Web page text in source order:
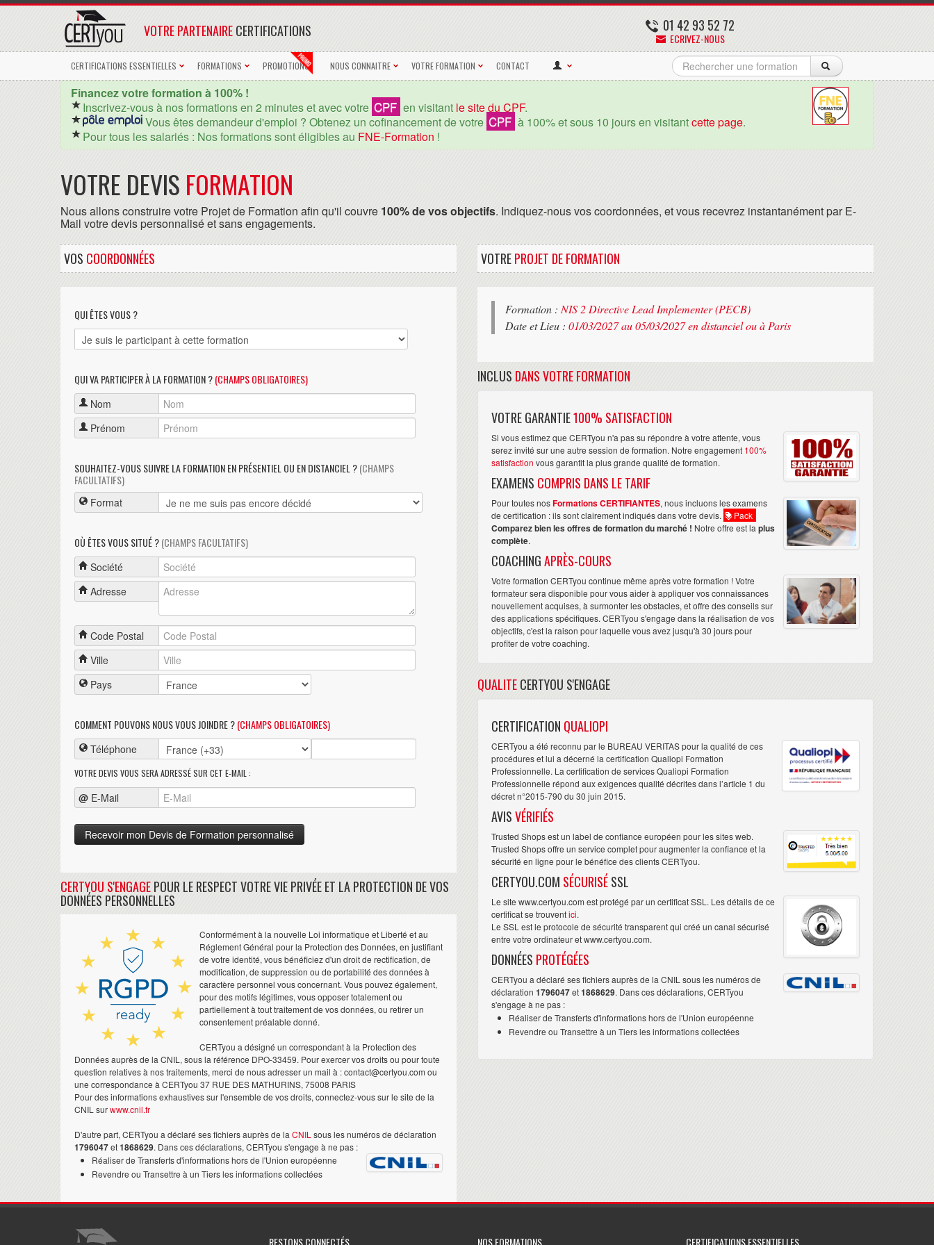
01 42 93 52 72
ECRIVEZ-NOUS
VOTRE PARTENAIRECERTIFICATIONS
CERTIFICATIONS ESSENTIELLES FORMATIONS PROMOTIONS NOUS CONNAITRE VOTRE FORMATION CONTACT
Financez votre formation à 100% !
Inscrivez-vous à nos formations en 2 minutes et avec votre CPF en visitant le site du CPF.
Vous êtes demandeur d'emploi ? Obtenez un cofinancement de votre CPF à 100% et sous 10 jours en visitantcette page.
Pour tous les salariés : Nos formations sont éligibles au FNE-Formation !
VOTRE DEVIS FORMATION
Nous allons construire votre Projet de Formation afin qu'il couvre 100% de vos objectifs. Indiquez-nous vos coordonnées, et vous recevrez instantanément par E-
Mail votre devis personnalisé et sans engagements.
VOS COORDONNÉES
QUI ÊTES VOUS ?
QUI VA PARTICIPER À LA FORMATION ?(CHAMPS OBLIGATOIRES)
Nom
Prénom
SOUHAITEZ-VOUS SUIVRE LA FORMATION EN PRÉSENTIEL OU EN DISTANCIEL ?(CHAMPS
FACULTATIFS)
Format
OÙ ÊTES VOUS SITUÉ ?(CHAMPS FACULTATIFS)
Société
Adresse
Code Postal
Ville
Pays
COMMENT POUVONS NOUS VOUS JOINDRE ?(CHAMPS OBLIGATOIRES)
Téléphone
VOTRE DEVIS VOUS SERA ADRESSÉ SUR CET E-MAIL :
@ E-Mail
CERTYOU S'ENGAGEPOUR LE RESPECT VOTRE VIE PRIVÉE ET LA PROTECTION DE VOS
DONNÉES PERSONNELLES
Conformément à la nouvelle Loi informatique et Liberté et au
Réglement Général pour la Protection des Données, en justifiant
de votre identité, vous bénéficiez d'un droit de rectification, de
modification, de suppression ou de portabilité des données à
caractère personnel vous concernant. Vous pouvez également,
pour des motifs légitimes, vous opposer totalement ou
partiellement à tout traitement de vos données, ou retirer un
consentement préalable donné.
CERTyou a désigné un correspondant à la Protection des
Données auprès de la CNIL, sous la référence DPO-33459. Pour exercer vos droits ou pour toute
question relatives à nos traitements, merci de nous adresser un mail à : contact@certyou.com ou
une correspondance à CERTyou 37 RUE DES MATHURINS, 75008 PARIS
Pour des informations exhaustives sur l'ensemble de vos droits, connectez-vous sur le site de la
CNIL surwww.cnil.fr
D'autre part, CERTyou a déclaré ses fichiers auprès de la CNIL sous les numéros de déclaration
1796047et1868629. Dans ces déclarations, CERTyou s'engage à ne pas :
Réaliser de Transferts d'informations hors de l'Union européenne
Revendre ou Transettre à un Tiers les informations collectées
VOTREPROJET DE FORMATION
Formation : NIS 2 Directive Lead Implementer (PECB)
Date et Lieu : 01/03/2027 au 05/03/2027 en distanciel ou à Paris
INCLUS DANS VOTRE FORMATION
VOTRE GARANTIE100% SATISFACTION
Si vous estimez que CERTyou n'a pas su répondre à votre attente, vous
serez invité sur une autre session de formation. Notre engagement 100%
satisfaction vous garantit la plus grande qualité de formation.
EXAMENS COMPRIS DANS LE TARIF
Pour toutes nosFormations CERTIFIANTES, nous incluons les examens
de certification : ils sont clairement indiqués dans votre devis.
Pack
Comparez bien les offres de formation du marché ! Notre offre est la plus
complète.
COACHINGAPRÈS-COURS
Votre formation CERTyou continue même après votre formation ! Votre
formateur sera disponible pour vous aider à appliquer vos connaissances
nouvellement acquises, à surmonter les obstacles, et offre des conseils sur
des applications spécifiques. CERTyou s'engage dans la réalisation de vos
objectifs, c'est la raison pour laquelle vous avez jusqu'à 30 jours pour
profiter de votre coaching.
QUALITECERTYOU S'ENGAGE
CERTIFICATION QUALIOPI
CERTyou a été reconnu par le BUREAU VERITAS pour la qualité de ces
procédures et lui a décerné la certification Qualiopi Formation
Professionnelle. La certification de services Qualiopi Formation
Professionnelle répond aux exigences qualité décrites dans l’article 1 du
décret n°2015-790 du 30 juin 2015.
AVISVÉRIFIÉS
Trusted Shops est un label de confiance européen pour les sites web.
Trusted Shops offre un service complet pour augmenter la confiance et la
sécurité en ligne pour le bénéfice des clients CERTyou.
CERTYOU.COM SÉCURISÉSSL
Le site www.certyou.com est protégé par un certificat SSL. Les détails de ce
certificat se trouventici.
Le SSL est le protocole de sécurité transparent qui créé un canal sécurisé
entre votre ordinateur et www.certyou.com.
DONNÉES PROTÉGÉES
CERTyou a déclaré ses fichiers auprès de la CNIL sous les numéros de
déclaration 1796047et1868629. Dans ces déclarations, CERTyou
s'engage à ne pas :
Réaliser de Transferts d'informations hors de l'Union européenne
Revendre ou Transettre à un Tiers les informations collectées
RESTONS CONNECTÉS NOS FORMATIONS CERTIFICATIONS ESSENTIELLES